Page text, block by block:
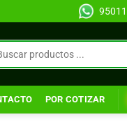
POR COTIZAR